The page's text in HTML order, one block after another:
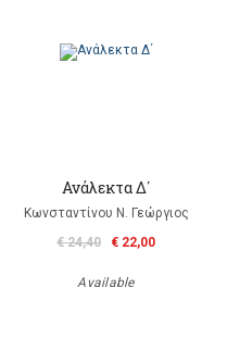
Ανάλεκτα Δ΄
Κωνσταντίνου Ν. Γεώργιος
€ 24,40
€ 22,00
Available